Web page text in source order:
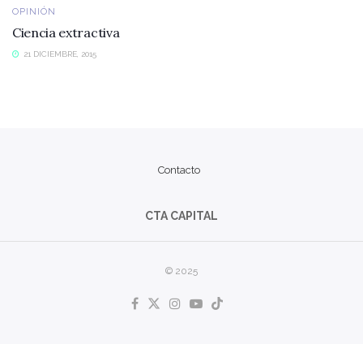
OPINIÓN
Ciencia extractiva
21 DICIEMBRE, 2015
Contacto
CTA CAPITAL
© 2025